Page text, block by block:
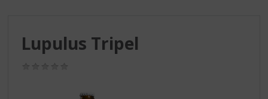
Lupulus Tripel